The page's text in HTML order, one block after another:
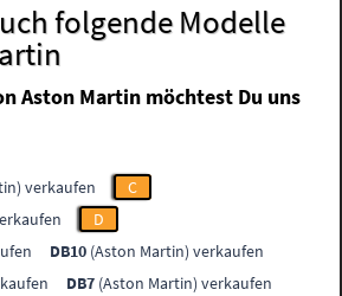
folgende Modelle
Aston Martin möchtest Du uns
verkaufen
C
D
DB10 (Aston Martin) verkaufen
DB7 (Aston Martin) verkaufen